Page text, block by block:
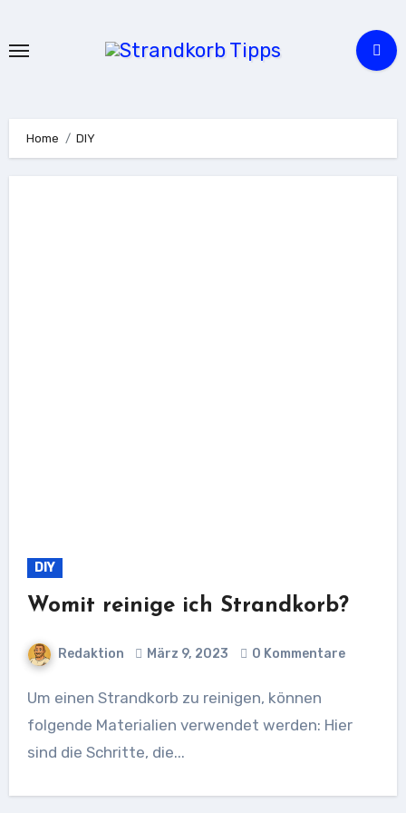
springen
Home DIY
DIY
Womit reinige ich Strandkorb?
Redaktion März 9, 2023 0 Kommentare
Um einen Strandkorb zu reinigen, können
folgende Materialien verwendet werden: Hier
sind die Schritte, die...